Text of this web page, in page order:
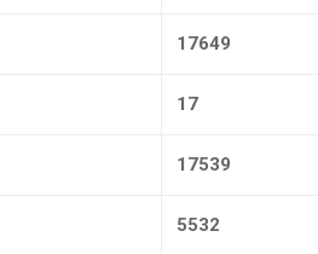
17649
17
17539
5532